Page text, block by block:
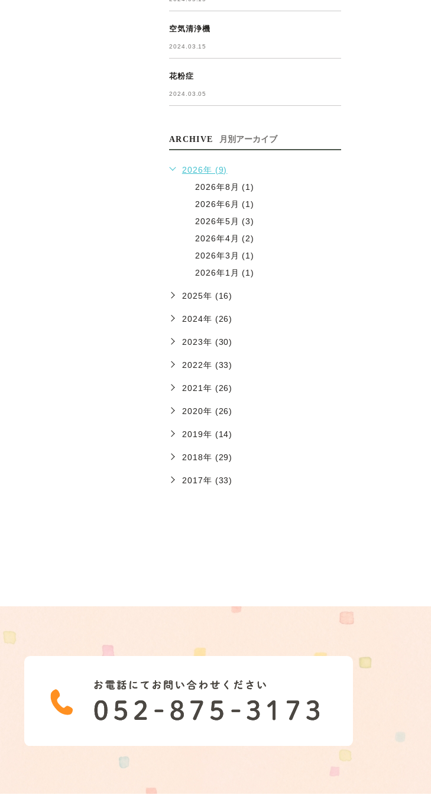
空気清浄機
2024.03.15
花粉症
2024.03.05
ARCHIVE 月別アーカイブ
2026年 (9)
2026年8月 (1)
2026年6月 (1)
2026年5月 (3)
2026年4月 (2)
2026年3月 (1)
2026年1月 (1)
2025年 (16)
2024年 (26)
2023年 (30)
2022年 (33)
2021年 (26)
2020年 (26)
2019年 (14)
2018年 (29)
2017年 (33)